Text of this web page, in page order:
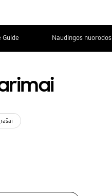
Guide Naudingos nuorodos